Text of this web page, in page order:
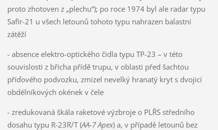
proto zhotoven z „plechu“); po roce 1974 byl ale radar typu
Safír-21 u všech letounů tohoto typu nahrazen balastní
zátěží
- absence elektro-optického čidla typu TP-23 – v této
souvislosti z břicha přídě trupu, v oblasti před šachtou
příďového podvozku, zmizel nevelký hranatý kryt s dvojicí
obdélníkových okének v čele
- zredukovaná škála raketové výzbroje o PLŘS středního
dosahu typu R-23R/T (AA-7 Apex) a, v případě letounů bez